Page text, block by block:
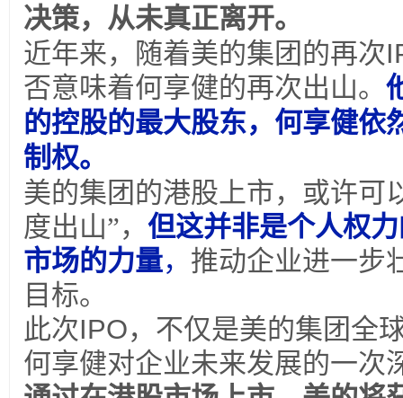
决策，从未真正离开。
近年来，随着美的集团的再次
否意味着何享健的再次出山。
的控股的最大股东，何享健依
制权。
美的集团的港股上市，或许可
度出山”， 但这并非是个人权
市场的力量， 推动企业进一步
目标。
此次IPO，不仅是美的集团全
何享健对企业未来发展的一次